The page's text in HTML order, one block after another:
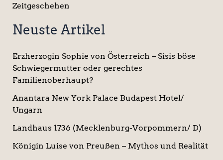
Zeitgeschehen
Neuste Artikel
Erzherzogin Sophie von Österreich – Sisis böse
Schwiegermutter oder gerechtes
Familienoberhaupt?
Anantara New York Palace Budapest Hotel/
Ungarn
Landhaus 1736 (Mecklenburg-Vorpommern/ D)
Königin Luise von Preußen – Mythos und Realität